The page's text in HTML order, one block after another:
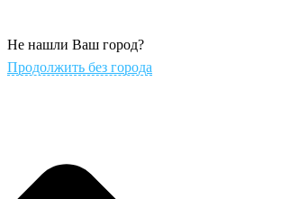
Не нашли Ваш город?
Продолжить без города